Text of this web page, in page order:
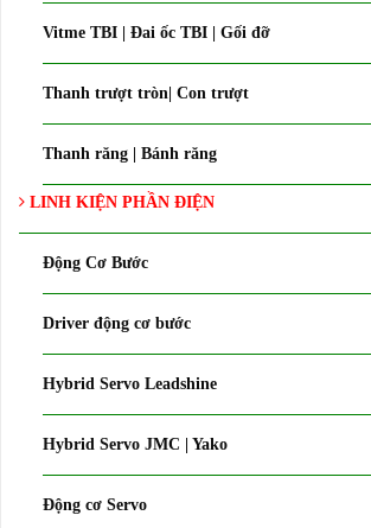
Vitme TBI | Đai ốc TBI | Gối đỡ
Thanh trượt tròn| Con trượt
Thanh răng | Bánh răng
LINH KIỆN PHẦN ĐIỆN
Động Cơ Bước
Driver động cơ bước
Hybrid Servo Leadshine
Hybrid Servo JMC | Yako
Động cơ Servo